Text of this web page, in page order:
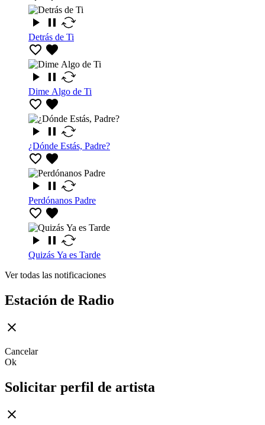
Detrás de Ti
Dime Algo de Ti
¿Dónde Estás, Padre?
Perdónanos Padre
Quizás Ya es Tarde
Ver todas las notificaciones
Estación de Radio
Cancelar
Ok
Solicitar perfil de artista